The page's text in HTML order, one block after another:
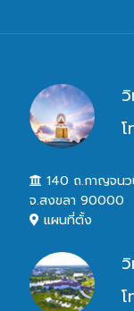
140 ถ.กาญจนว
จ.สงขลา 90000
แผนที่ตั้ง